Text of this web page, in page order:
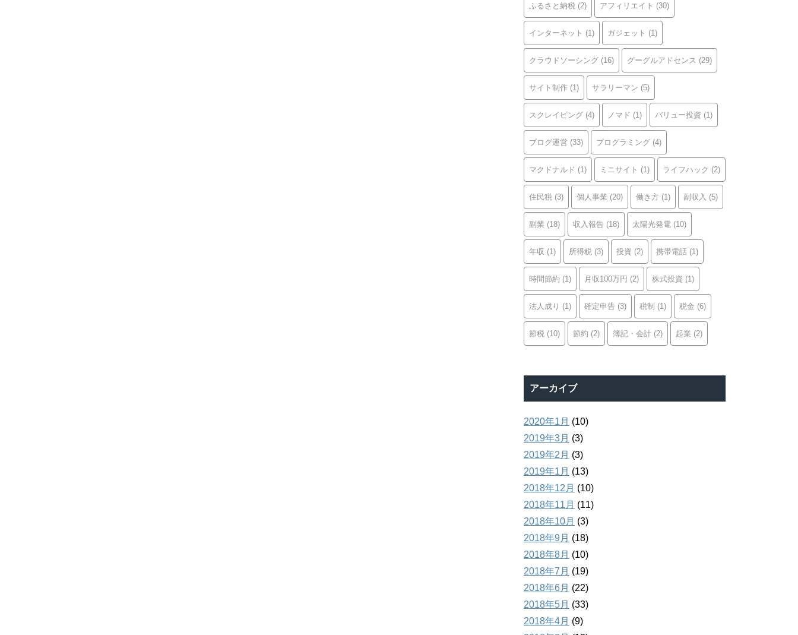
ふるさと納税 (2) アフィリエイト (30)
インターネット (1) ガジェット (1)
クラウドソーシング (16) グーグルアドセンス (29)
サイト制作 (1) サラリーマン (5)
スクレイピング (4) ノマド (1) バリュー投資 (1)
ブログ運営 (33) プログラミング (4)
マクドナルド (1) ミニサイト (1) ライフハック (2)
住民税 (3) 個人事業 (20) 働き方 (1) 副収入 (5)
副業 (18) 収入報告 (18) 太陽光発電 (10)
年収 (1) 所得税 (3) 投資 (2) 携帯電話 (1)
時間節約 (1) 月収100万円 (2) 株式投資 (1)
法人成り (1) 確定申告 (3) 税制 (1) 税金 (6)
節税 (10) 節約 (2) 簿記・会計 (2) 起業 (2)
アーカイブ
2020年1月 (10)
2019年3月 (3)
2019年2月 (3)
2019年1月 (13)
2018年12月 (10)
2018年11月 (11)
2018年10月 (3)
2018年9月 (18)
2018年8月 (10)
2018年7月 (19)
2018年6月 (22)
2018年5月 (33)
2018年4月 (9)